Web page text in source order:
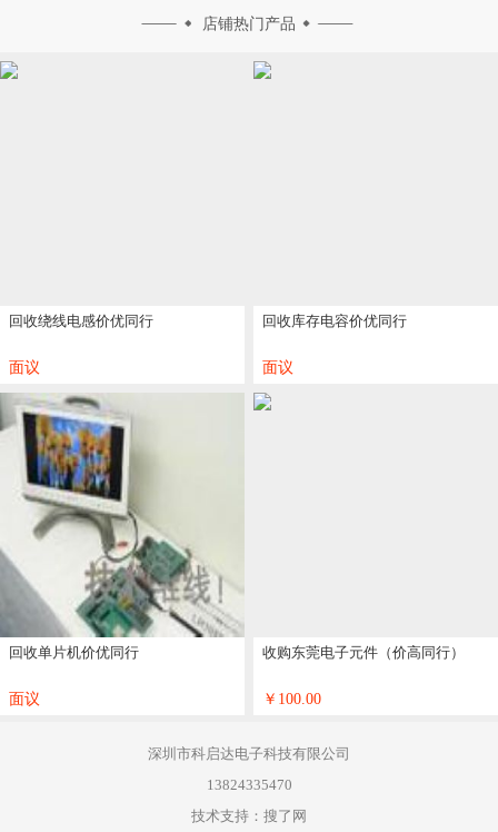
店铺热门产品
回收绕线电感价优同行
面议
回收库存电容价优同行
面议
回收单片机价优同行
面议
收购东莞电子元件（价高同行）
￥100.00
深圳市科启达电子科技有限公司
13824335470
技术支持：搜了网